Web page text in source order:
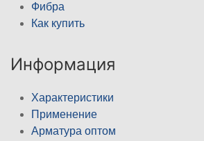
Фибра
Как купить
Информация
Характеристики
Применение
Арматура оптом